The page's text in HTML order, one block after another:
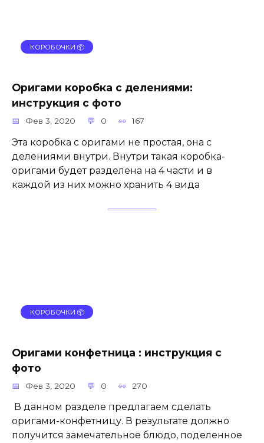
КОРОБОЧКИ 📦
Оригами коробка с делениями:
инструкция с фото
Фев 3, 2020 0 167
Эта коробка с оригами не простая, она с
делениями внутри. Внутри такая коробка-
оригами будет разделена на 4 части и в
каждой из них можно хранить 4 вида
КОРОБОЧКИ 📦
Оригами конфетница : инструкция с
фото
Фев 3, 2020 0 270
В данном разделе предлагаем сделать
оригами-конфетницу. В результате должно
получится замечательное блюдо, поделенное